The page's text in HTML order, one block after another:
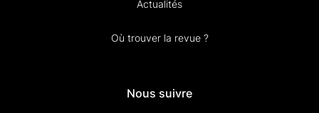
Actualités
Où trouver la revue ?
Nous suivre